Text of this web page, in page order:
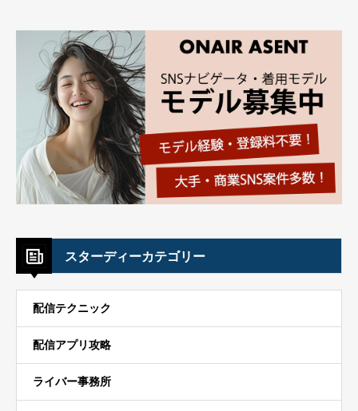
スターディーカテゴリー
配信テクニック
配信アプリ攻略
ライバー事務所